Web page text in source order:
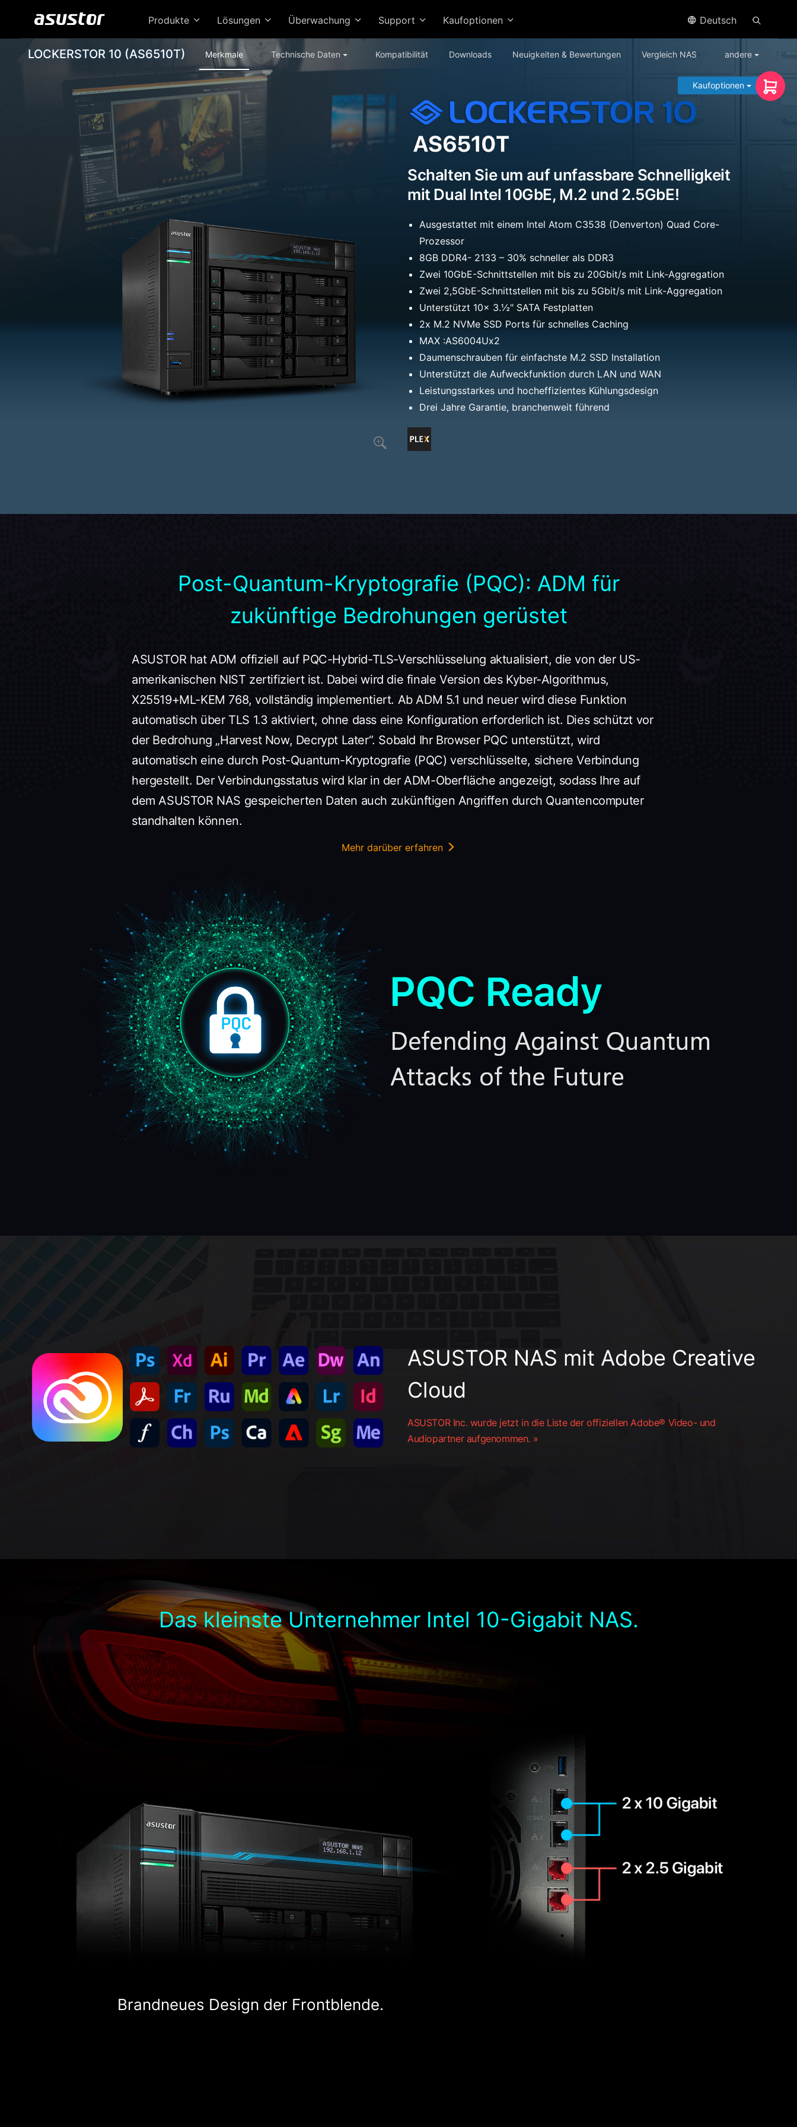
Produkte Lösungen Überwachung Support Kaufoptionen Deutsch
LOCKERSTOR 10 (AS6510T) Merkmale Technische Daten Kompatibilität Downloads Neuigkeiten & Bewertungen Vergleich NAS andere
Kaufoptionen
Schalten Sie um auf unfassbare Schnelligkeit
mit Dual Intel 10GbE, M.2 und 2.5GbE!
Ausgestattet mit einem Intel Atom C3538 (Denverton) Quad Core-
Prozessor
8GB DDR4- 2133 – 30% schneller als DDR3
Zwei 10GbE-Schnittstellen mit bis zu 20Gbit/s mit Link-Aggregation
Zwei 2,5GbE-Schnittstellen mit bis zu 5Gbit/s mit Link-Aggregation
Unterstützt 10x 3.½" SATA Festplatten
2x M.2 NVMe SSD Ports für schnelles Caching
MAX :AS6004Ux2
Daumenschrauben für einfachste M.2 SSD Installation
Unterstützt die Aufweckfunktion durch LAN und WAN
Leistungsstarkes und hocheffizientes Kühlungsdesign
Drei Jahre Garantie, branchenweit führend
Post-Quantum-Kryptografie (PQC): ADM für
zukünftige Bedrohungen gerüstet
ASUSTOR hat ADM offiziell auf PQC-Hybrid-TLS-Verschlüsselung aktualisiert, die von der US-
amerikanischen NIST zertifiziert ist. Dabei wird die finale Version des Kyber-Algorithmus,
X25519+ML-KEM 768, vollständig implementiert. Ab ADM 5.1 und neuer wird diese Funktion
automatisch über TLS 1.3 aktiviert, ohne dass eine Konfiguration erforderlich ist. Dies schützt vor
der Bedrohung „Harvest Now, Decrypt Later“. Sobald Ihr Browser PQC unterstützt, wird
automatisch eine durch Post-Quantum-Kryptografie (PQC) verschlüsselte, sichere Verbindung
hergestellt. Der Verbindungsstatus wird klar in der ADM-Oberfläche angezeigt, sodass Ihre auf
dem ASUSTOR NAS gespeicherten Daten auch zukünftigen Angriffen durch Quantencomputer
standhalten können.
Mehr darüber erfahren
ASUSTOR NAS mit Adobe Creative
Cloud
ASUSTOR Inc. wurde jetzt in die Liste der offiziellen Adobe® Video- und
Audiopartner aufgenommen. »
Das kleinste Unternehmer Intel 10-Gigabit NAS.
Brandneues Design der Frontblende.